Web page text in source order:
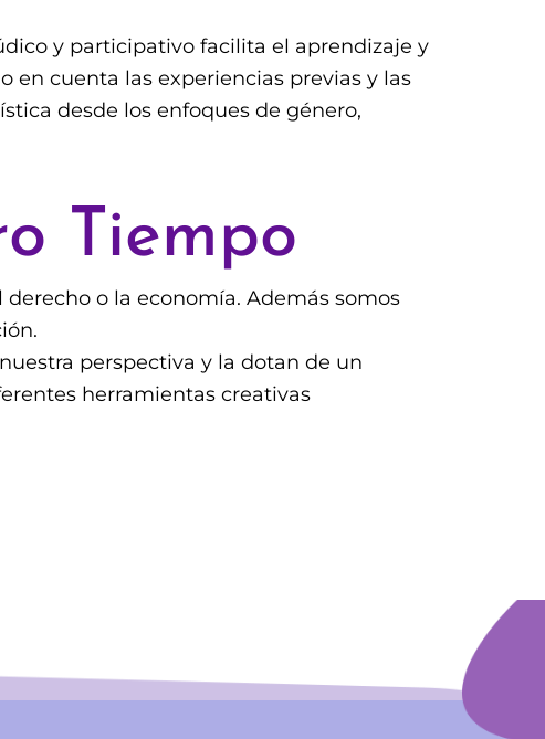
y participativo facilita el aprendizaje y
en cuenta las experiencias previas y las
desde los enfoques de género,
Tiempo
o la economía. Además somos
perspectiva y la dotan de un
herramientas creativas